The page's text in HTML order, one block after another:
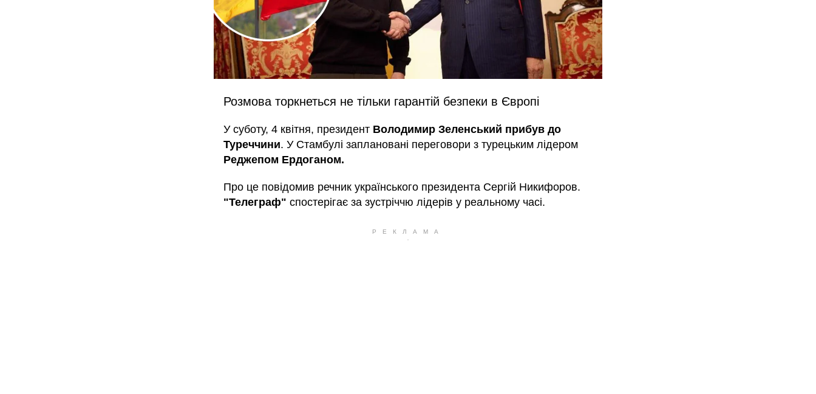
Розмова торкнеться не тільки гарантій безпеки в Європі
У суботу, 4 квітня, президент Володимир Зеленський прибув до
Туреччини. У Стамбулі заплановані переговори з турецьким лідером
Реджепом Ердоганом.
Про це повідомив речник українського президента Сергій Никифоров.
"Телеграф" спостерігає за зустріччю лідерів у реальному часі.